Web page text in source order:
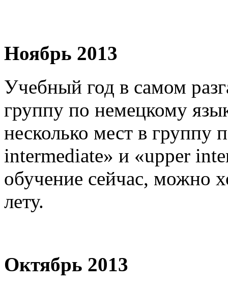
Ноябрь 2013
Учебный год в самом
группу по немецкому
несколько мест в группу
intermediate» и «upper
обучение сейчас, можно
лету.
Октябрь 2013